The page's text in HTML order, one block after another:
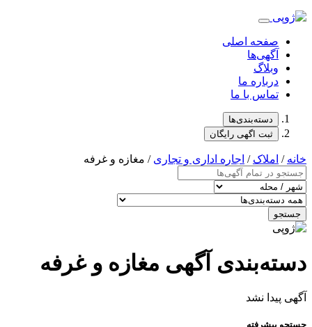
صفحه اصلی
آگهی‌ها
وبلاگ
درباره ما
تماس با ما
دسته‌بندی‌ها
ثبت اگهی رایگان
خانه / املاک / اجاره اداری و تجاری / مغازه و غرفه
جستجو
دسته‌بندی آگهی مغازه و غرفه
آگهی پیدا نشد
جستجو پیشرفته